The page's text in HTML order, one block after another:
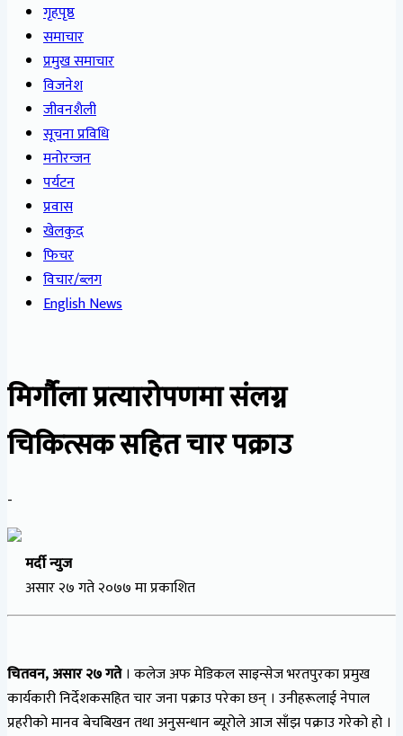
गृहपृष्ठ
समाचार
प्रमुख समाचार
विजनेश
जीवनशैली
सूचना प्रविधि
मनोरन्जन
पर्यटन
प्रवास
खेलकुद
फिचर
विचार/ब्लग
English News
मिर्गाैला प्रत्यारोपणमा संलग्न
चिकित्सक सहित चार पक्राउ
-
मर्दी न्युज
असार २७ गते २०७७ मा प्रकाशित
चितवन, असार २७ गते। कलेज अफ मेडिकल साइन्सेज भरतपुरका प्रमुख
कार्यकारी निर्देशकसहित चार जना पक्राउ परेका छन् । उनीहरूलाई नेपाल
प्रहरीको मानव बेचबिखन तथा अनुसन्धान ब्यूरोले आज साँझ पक्राउ गरेको हो ।